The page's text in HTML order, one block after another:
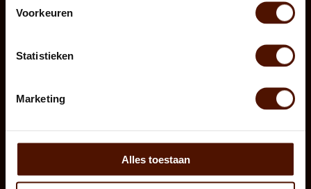
Voorkeuren
Statistieken
Marketing
Alles toestaan
Eikenhout
Berkenhout
Haagbeuk
Brandhout keuzehulp
Brandhout tips & tricks